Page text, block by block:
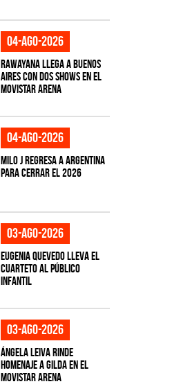
04-ago-2026
Rawayana llega a Buenos
Aires con dos shows en el
Movistar Arena
04-ago-2026
Milo J regresa a Argentina
para cerrar el 2026
03-ago-2026
Eugenia Quevedo lleva el
cuarteto al público
infantil
03-ago-2026
Ángela Leiva rinde
homenaje a Gilda en el
Movistar Arena